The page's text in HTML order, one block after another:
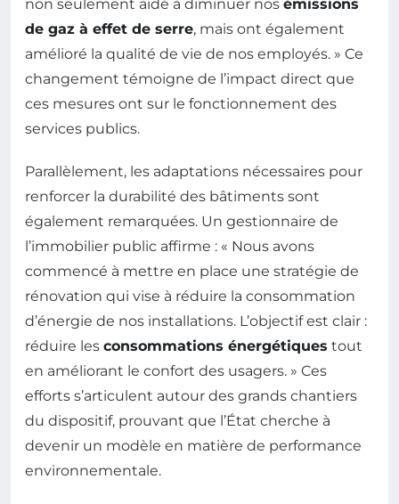
non seulement aidé à diminuer nos émissions
de gaz à effet de serre, mais ont également
amélioré la qualité de vie de nos employés. » Ce
changement témoigne de l’impact direct que
ces mesures ont sur le fonctionnement des
services publics.
Parallèlement, les adaptations nécessaires pour
renforcer la durabilité des bâtiments sont
également remarquées. Un gestionnaire de
l’immobilier public affirme : « Nous avons
commencé à mettre en place une stratégie de
rénovation qui vise à réduire la consommation
d’énergie de nos installations. L’objectif est clair :
réduire les consommations énergétiques tout
en améliorant le confort des usagers. » Ces
efforts s’articulent autour des grands chantiers
du dispositif, prouvant que l’État cherche à
devenir un modèle en matière de performance
environnementale.